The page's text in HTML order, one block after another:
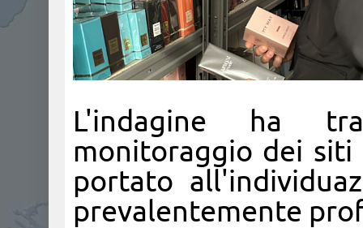
L'indagine ha
monitoraggio dei
portato
prevalentemente